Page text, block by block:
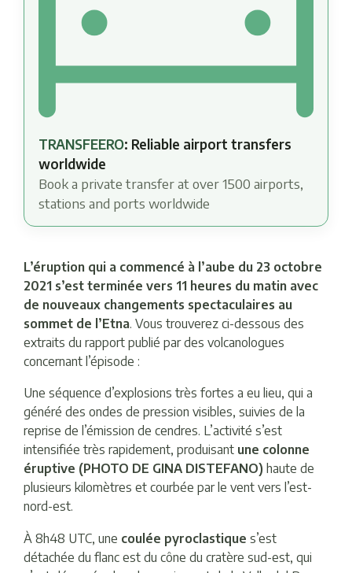
TRANSFEERO: Reliable airport transfers
worldwide
Book a private transfer at over 1500 airports,
stations and ports worldwide
L’éruption qui a commencé à l’aube du 23 octobre
2021 s’est terminée vers 11 heures du matin avec
de nouveaux changements spectaculaires au
sommet de l’Etna. Vous trouverez ci-dessous des
extraits du rapport publié par des volcanologues
concernant l’épisode :
Une séquence d’explosions très fortes a eu lieu, qui a
généré des ondes de pression visibles, suivies de la
reprise de l’émission de cendres. L’activité s’est
intensifiée très rapidement, produisant une colonne
éruptive (PHOTO DE GINA DISTEFANO) haute de
plusieurs kilomètres et courbée par le vent vers l’est-
nord-est.
À 8h48 UTC, une coulée pyroclastique s’est
détachée du flanc est du cône du cratère sud-est, qui